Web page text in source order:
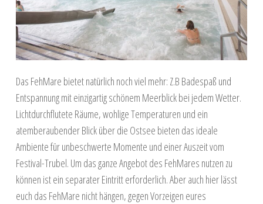
Das FehMare bietet natürlich noch viel mehr: Z.B Badespaß und
Entspannung mit einzigartig schönem Meerblick bei jedem Wetter.
Lichtdurchflutete Räume, wohlige Temperaturen und ein
atemberaubender Blick über die Ostsee bieten das ideale
Ambiente für unbeschwerte Momente und einer Auszeit vom
Festival-Trubel. Um das ganze Angebot des FehMares nutzen zu
können ist ein separater Eintritt erforderlich. Aber auch hier lässt
euch das FehMare nicht hängen, gegen Vorzeigen eures